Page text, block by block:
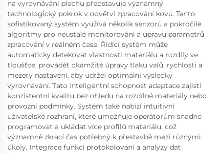
na vyrovnávání plechu představuje významný
technologický pokrok v odvětví zpracování kovů. Tento
sofistikovaný systém využívá několik senzorů a pokročilé
algoritmy pro neustálé monitorování a úpravu parametrů
zpracování v reálném čase. Řídící systém může
automaticky detekovat vlastnosti materiálu a rozdíly ve
tloušťce, provádět okamžité úpravy tlaku valů, rychlosti a
mezery nastavení, aby udržel optimální výsledky
vyrovnávání. Tato inteligentní schopnost adaptace zajistí
konzistentní kvalitu bez ohledu na rozdílné materiály nebo
provozní podmínky. Systém také nabízí intuitivní
uživatelské rozhraní, které umožňuje operátorům snadno
programovat a ukládat více profilů materiálu, což
významně zkrací čas potřebný k přestavbě mezi různými
úkoly. Integrace funkcí protokolování a analýzy dat